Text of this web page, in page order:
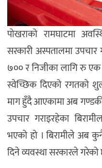
पोखराको रामघाटमा
सरकारी अस्पतालमा उपचार
७०० र निजीका लागि रु
स्वेच्छिक दिएको रगतको
माग हुँदै आएकामा अब गण्डकी
उपचार गराइरहेका
भएको हो । बिरामीले अब
दिने व्यवस्था सरकारले गरेको